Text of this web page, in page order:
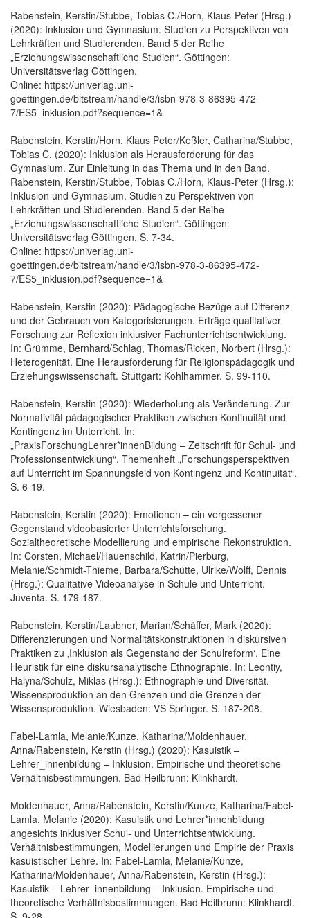
Rabenstein, Kerstin/Stubbe, Tobias C./Horn, Klaus-Peter (Hrsg.)
(2020): Inklusion und Gymnasium. Studien zu Perspektiven von
Lehrkräften und Studierenden. Band 5 der Reihe
„Erziehungswissenschaftliche Studien“. Göttingen:
Universitätsverlag Göttingen.
Online: https://univerlag.uni-
goettingen.de/bitstream/handle/3/isbn-978-3-86395-472-
7/ES5_inklusion.pdf?sequence=1&
Rabenstein, Kerstin/Horn, Klaus Peter/Keßler, Catharina/Stubbe,
Tobias C. (2020): Inklusion als Herausforderung für das
Gymnasium. Zur Einleitung in das Thema und in den Band.
Rabenstein, Kerstin/Stubbe, Tobias C./Horn, Klaus-Peter (Hrsg.):
Inklusion und Gymnasium. Studien zu Perspektiven von
Lehrkräften und Studierenden. Band 5 der Reihe
„Erziehungswissenschaftliche Studien“. Göttingen:
Universitätsverlag Göttingen. S. 7-34.
Online: https://univerlag.uni-
goettingen.de/bitstream/handle/3/isbn-978-3-86395-472-
7/ES5_inklusion.pdf?sequence=1&
Rabenstein, Kerstin (2020): Pädagogische Bezüge auf Differenz
und der Gebrauch von Kategorisierungen. Erträge qualitativer
Forschung zur Reflexion inklusiver Fachunterrichtsentwicklung.
In: Grümme, Bernhard/Schlag, Thomas/Ricken, Norbert (Hrsg.):
Heterogenität. Eine Herausforderung für Religionspädagogik und
Erziehungswissenschaft. Stuttgart: Kohlhammer. S. 99-110.
Rabenstein, Kerstin (2020): Wiederholung als Veränderung. Zur
Normativität pädagogischer Praktiken zwischen Kontinuität und
Kontingenz im Unterricht. In:
„PraxisForschungLehrer*innenBildung – Zeitschrift für Schul- und
Professionsentwicklung“. Themenheft „Forschungsperspektiven
auf Unterricht im Spannungsfeld von Kontingenz und Kontinuität“.
S. 6-19.
Rabenstein, Kerstin (2020): Emotionen – ein vergessener
Gegenstand videobasierter Unterrichtsforschung.
Sozialtheoretische Modellierung und empirische Rekonstruktion.
In: Corsten, Michael/Hauenschild, Katrin/Pierburg,
Melanie/Schmidt-Thieme, Barbara/Schütte, Ulrike/Wolff, Dennis
(Hrsg.): Qualitative Videoanalyse in Schule und Unterricht.
Juventa. S. 179-187.
Rabenstein, Kerstin/Laubner, Marian/Schäffer, Mark (2020):
Differenzierungen und Normalitätskonstruktionen in diskursiven
Praktiken zu ‚Inklusion als Gegenstand der Schulreform‘. Eine
Heuristik für eine diskursanalytische Ethnographie. In: Leontiy,
Halyna/Schulz, Miklas (Hrsg.): Ethnographie und Diversität.
Wissensproduktion an den Grenzen und die Grenzen der
Wissensproduktion. Wiesbaden: VS Springer. S. 187-208.
Fabel-Lamla, Melanie/Kunze, Katharina/Moldenhauer,
Anna/Rabenstein, Kerstin (Hrsg.) (2020): Kasuistik –
Lehrer_innenbildung – Inklusion. Empirische und theoretische
Verhältnisbestimmungen. Bad Heilbrunn: Klinkhardt.
Moldenhauer, Anna/Rabenstein, Kerstin/Kunze, Katharina/Fabel-
Lamla, Melanie (2020): Kasuistik und Lehrer*innenbildung
angesichts inklusiver Schul- und Unterrichtsentwicklung.
Verhältnisbestimmungen, Modellierungen und Empirie der Praxis
kasuistischer Lehre. In: Fabel-Lamla, Melanie/Kunze,
Katharina/Moldenhauer, Anna/Rabenstein, Kerstin (Hrsg.):
Kasuistik – Lehrer_innenbildung – Inklusion. Empirische und
theoretische Verhältnisbestimmungen. Bad Heilbrunn: Klinkhardt.